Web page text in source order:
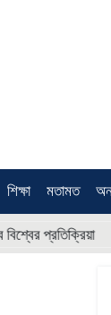
শিক্ষা মতামত
* * * *